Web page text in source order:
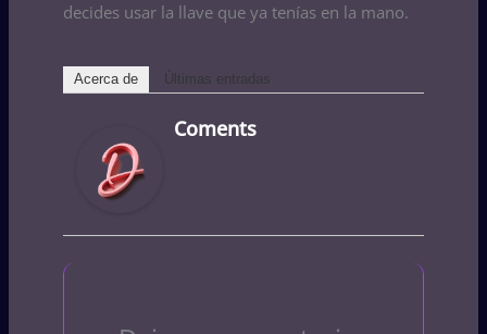
decides usar la llave que ya tenías en la mano.
Acerca de Últimas entradas
Coments